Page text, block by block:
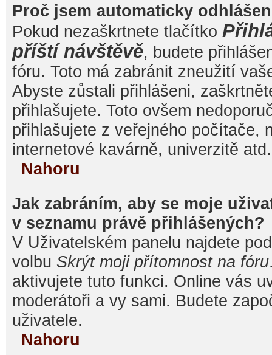
Proč jsem automaticky
Pokud nezaškrtnete tlačítko
příští návštěvě, budete
fóru. Toto má zabránit zneužití
Abyste zůstali přihlášeni,
přihlašujete. Toto ovšem
přihlašujete z veřejného počítače,
internetové kavárně, univerzitě atd.
Nahoru
Jak zabráním, aby se moje
v seznamu právě přihlášených?
V Uživatelském panelu najdete
volbu Skrýt moji přítomnost na fóru
aktivujete tuto funkci. Online vás
moderátoři a vy sami. Budete
uživatele.
Nahoru